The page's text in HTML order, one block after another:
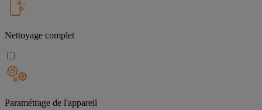
Nettoyage complet
Paramétrage de l'appareil